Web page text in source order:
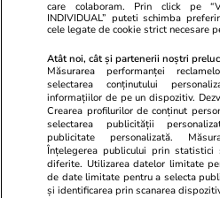
printr-o pereche de
care colaboram. Prin click pe
INDIVIDUAL” puteti schimba
cele legate de cookie strict necesare
Atât noi, cât și partenerii noștri
Măsurarea performanței
selectarea conținutului
informațiilor de pe un dispozitiv.
Crearea profilurilor de conținut
selectarea publicității
publicitate personalizată.
Înțelegerea publicului prin
diferite. Utilizarea datelor limitate
de date limitate pentru a selecta
și identificarea prin scanarea